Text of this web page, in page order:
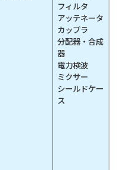
フィルタ
アッテネータ
カップラ
分配器・合成
器
電力検波
ミクサー
シールドケー
ス